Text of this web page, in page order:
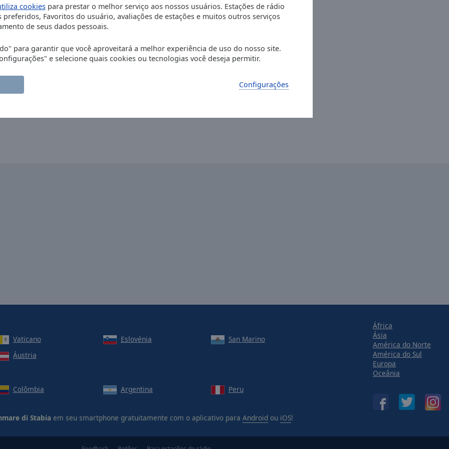
cookies para prestar o melhor serviço aos nossos usuários. Estações de rádio
preferidos, Favoritos do usuário, avaliações de estações e muitos outros serviços
de seus dados pessoais.
para garantir que você aproveitará a melhor experiência de uso do nosso site.
e selecione quais cookies ou tecnologias você deseja permitir.
Configurações
Italia
Vaticano Eslovénia
San Marino
Áustria
Colômbia Argentina Peru
di Stabia em seu smartphone gratuitamente com o aplicativo para Android ou iOS!
África
Ásia
América do Norte
América do Sul
Europa
Oceânia